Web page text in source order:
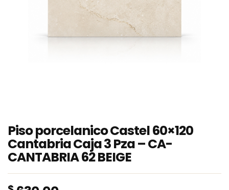
Piso porcelanico Castel 60×120
Cantabria Caja 3 Pza – CA-
CANTABRIA 62 BEIGE